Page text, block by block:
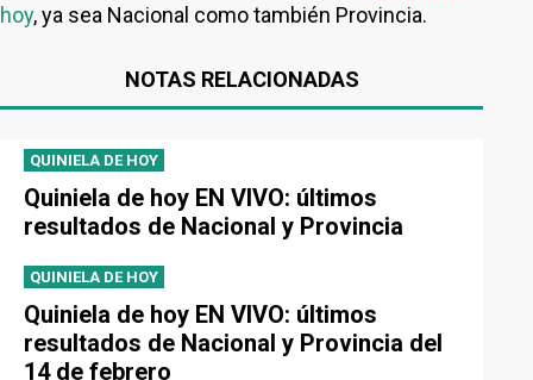
hoy, ya sea Nacional como también Provincia.
NOTAS RELACIONADAS
QUINIELA DE HOY
Quiniela de hoy EN VIVO: últimos
resultados de Nacional y Provincia
QUINIELA DE HOY
Quiniela de hoy EN VIVO: últimos
resultados de Nacional y Provincia del
14 de febrero